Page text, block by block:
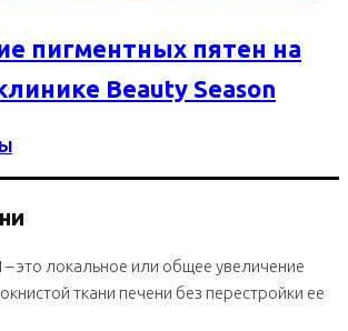
пигментных пятен на
Beauty Season
– это локальное или общее увеличение
ткани печени без перестройки ее